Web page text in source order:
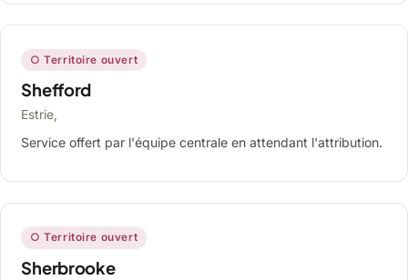
○ Territoire ouvert
Shefford
Estrie,
Service offert par l'équipe centrale en attendant l'attribution.
○ Territoire ouvert
Sherbrooke